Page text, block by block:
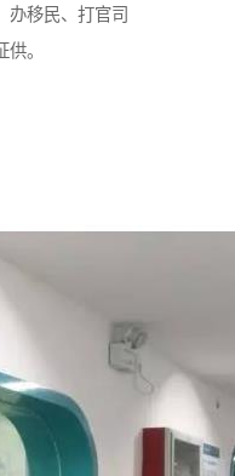
办移民、打官司
。